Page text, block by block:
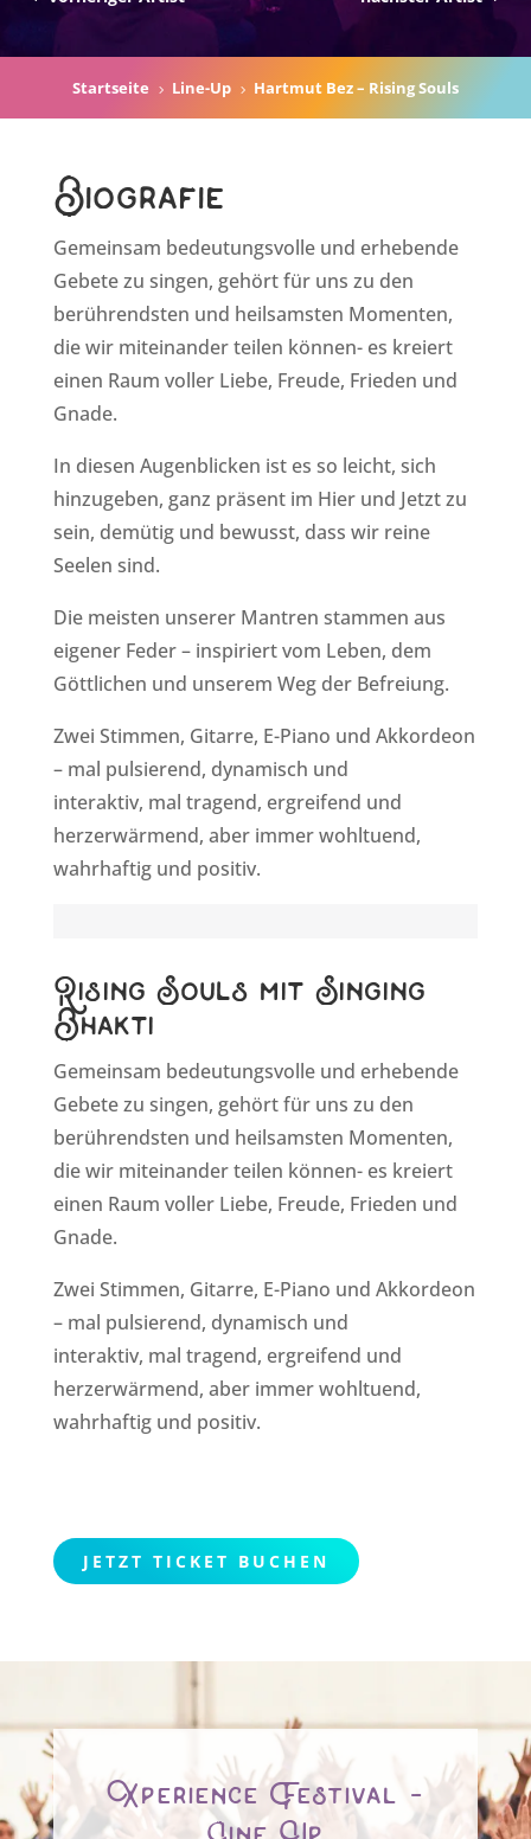
Startseite 5 Line-Up 5 Hartmut Bez – Rising Souls
Biografie
Gemeinsam bedeutungsvolle und erhebende
Gebete zu singen, gehört für uns zu den
berührendsten und heilsamsten Momenten,
die wir miteinander teilen können- es kreiert
einen Raum voller Liebe, Freude, Frieden und
Gnade.
In diesen Augenblicken ist es so leicht, sich
hinzugeben, ganz präsent im Hier und Jetzt zu
sein, demütig und bewusst, dass wir reine
Seelen sind.
Die meisten unserer Mantren stammen aus
eigener Feder – inspiriert vom Leben, dem
Göttlichen und unserem Weg der Befreiung.
Zwei Stimmen, Gitarre, E-Piano und Akkordeon
– mal pulsierend, dynamisch und
interaktiv, mal tragend, ergreifend und
herzerwärmend, aber immer wohltuend,
wahrhaftig und positiv.
Rising Souls mit Singing
Bhakti
Gemeinsam bedeutungsvolle und erhebende
Gebete zu singen, gehört für uns zu den
berührendsten und heilsamsten Momenten,
die wir miteinander teilen können- es kreiert
einen Raum voller Liebe, Freude, Frieden und
Gnade.
Zwei Stimmen, Gitarre, E-Piano und Akkordeon
– mal pulsierend, dynamisch und
interaktiv, mal tragend, ergreifend und
herzerwärmend, aber immer wohltuend,
wahrhaftig und positiv.
JETZT TICKET BUCHEN
Xperience Festival -